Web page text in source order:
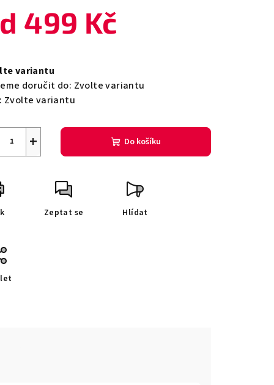
499 Kč
variantu
doručit do: Zvolte variantu
Zvolte variantu
+ Do košíku
Zeptat se Hlídat